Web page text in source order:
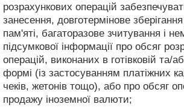
розрахункових операцій
занесення, довготермінове
пам'яті, багаторазове зчитування і
підсумкової інформації про обсяг
операцій, виконаних в готівковій та/
формі (із застосуванням платіжних
чеків, жетонів тощо), або про обсяг
продажу іноземної валюти;